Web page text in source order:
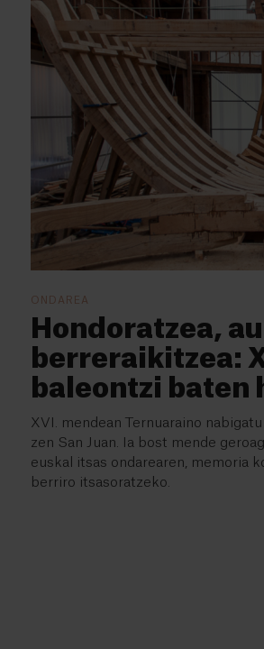
ONDAREA
Hondoratzea,
berreraikitzea:
baleontzi baten
XVI. mendean Ternuaraino
zen San Juan. Ia bost mende
euskal itsas ondarearen, memoria
berriro itsasoratzeko.